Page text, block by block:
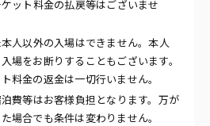
ット料金の払戻等はございませ
人以外の入場はできません。本人
場をお断りすることもございます。
料金の返金は一切行いません。
費等はお客様負担となります。万が
場合でも条件は変わりません。